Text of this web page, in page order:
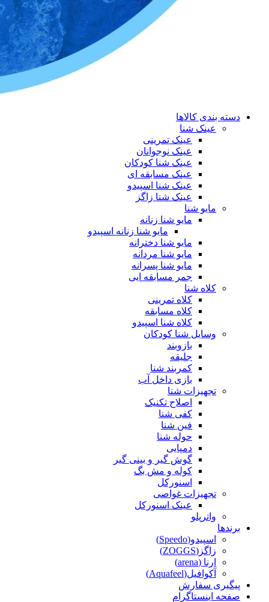
دسته بندی کالاها
عینک شنا
عینک تمرینی
عینک نوجوانان
عینک شنا کودکان
عینک مسابقه ای
عینک شنا اسپیدو
عینک شنا زاگز
مایو شنا
مایو شنا زنانه
مایو شنا زنانه اسپیدو
مایو شنا دخترانه
مایو شنا مردانه
مایو شنا پسرانه
جمر مسابقه ایی
کلاه شنا
کلاه تمرینی
کلاه مسابقه
کلاه شنا اسپیدو
وسایل شنا کودکان
بازوبند
جلیقه
کمربند شنا
بازی داخل آب
تجهیزات شنا
اصلاح تکنیک
کفی شنا
فین شنا
حوله شنا
دمپایی
گوش گیر و بینی گیر
کوله و مش بگ
اسنورکل
تجهیزات غواصی
عینک اسنورکل
واترپلو
برندها
اسپیدو(Speedo)
زاگز(ZOGGS)
ارنا (arena)
آکوافیل(Aquafeel)
پیگیری سفارش
صفحه اینستاگرام